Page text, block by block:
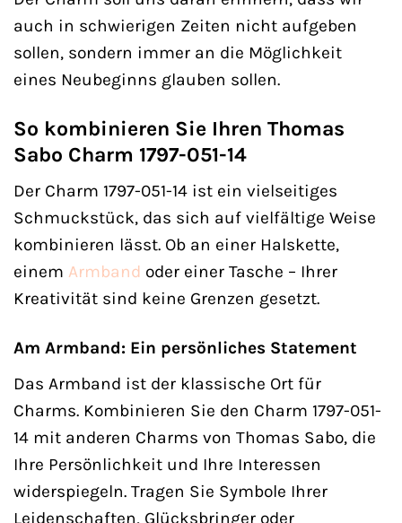
auch in schwierigen Zeiten nicht aufgeben
sollen, sondern immer an die Möglichkeit
eines Neubeginns glauben sollen.
So kombinieren Sie Ihren Thomas
Sabo Charm 1797-051-14
Der Charm 1797-051-14 ist ein vielseitiges
Schmuckstück, das sich auf vielfältige Weise
kombinieren lässt. Ob an einer Halskette,
einem Armband oder einer Tasche – Ihrer
Kreativität sind keine Grenzen gesetzt.
Am Armband: Ein persönliches Statement
Das Armband ist der klassische Ort für
Charms. Kombinieren Sie den Charm 1797-051-
14 mit anderen Charms von Thomas Sabo, die
Ihre Persönlichkeit und Ihre Interessen
widerspiegeln. Tragen Sie Symbole Ihrer
Leidenschaften, Glücksbringer oder